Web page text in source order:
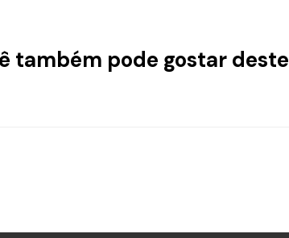
também pode gostar deste